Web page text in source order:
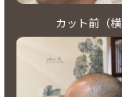
カット前（横